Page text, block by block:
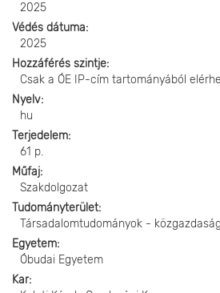
2025
Védés dátuma
2025
Hozzáférés szintje
Csak a ÓE IP-cím tartományából
Nyelv
hu
Terjedelem
61 p.
Műfaj
Szakdolgozat
Tudományterület
Társadalomtudományok -
Egyetem
Óbudai Egyetem
Kar